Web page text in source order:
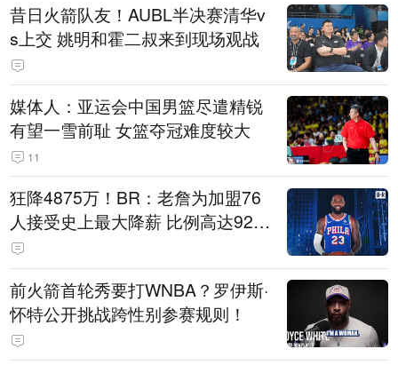
昔日火箭队友！AUBL半决赛清华v
s上交 姚明和霍二叔来到现场观战
媒体人：亚运会中国男篮尽遣精锐
有望一雪前耻 女篮夺冠难度较大
11
狂降4875万！BR：老詹为加盟76
人接受史上最大降薪 比例高达92.
6%
前火箭首轮秀要打WNBA？罗伊斯·
怀特公开挑战跨性别参赛规则！